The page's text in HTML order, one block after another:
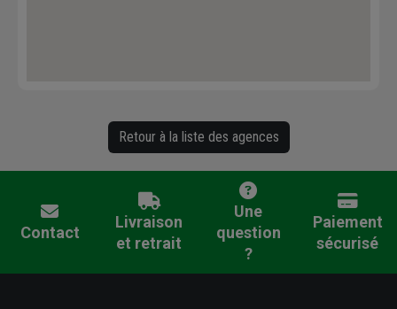
Retour à la liste des agences
Contact
Livraison
et retrait
Une
question
?
Paiement
sécurisé